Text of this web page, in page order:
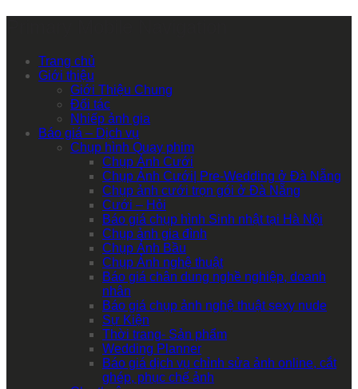
Trang chủ
Giới thiệu
Giới Thiệu Chung
Đối tác
Nhiếp ảnh gia
Báo giá – Dịch vụ
Chụp hình Quay phim
Chụp Ảnh Cưới
Chụp Ảnh Cưới| Pre-Wedding ở Đà Nẵng
Chụp ảnh cưới trọn gói ở Đà Nẵng
Cưới – Hỏi
Báo giá chụp hình Sinh nhật tại Hà Nội
Chụp ảnh gia đình
Chụp Ảnh Bầu
Chụp Ảnh nghệ thuật
Báo giá chân dung nghề nghiệp, doanh
nhân
Báo giá chụp ảnh nghệ thuật sexy nude
Sự Kiện
Thời trang- Sản phẩm
Wedding Planner
Báo giá dịch vụ chỉnh sửa ảnh online, cắt
ghép, phục chế ảnh